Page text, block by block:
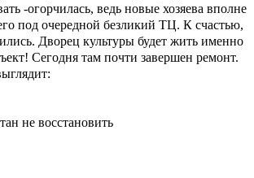
-огорчилась, ведь новые хозяева вполне
под очередной безликий ТЦ. К счастью,
Дворец культуры будет жить именно
Сегодня там почти завершен ремонт.
не восстановить